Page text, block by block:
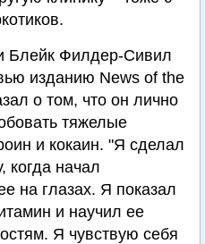
Блейк Филдер-Сивил
изданию News of the
о том, что он лично
тяжелые
и кокаин. "Я сделал
начал
на глазах. Я показал
и научил ее
Я чувствую себя